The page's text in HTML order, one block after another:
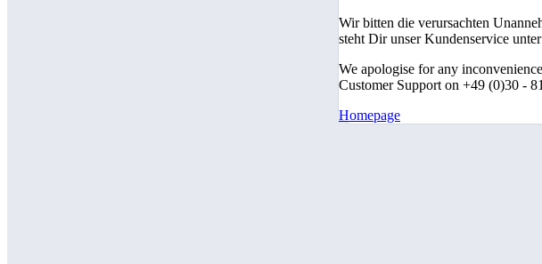
Wir bitten die verursachten
steht Dir unser Kundenservice
We apologise for any
Customer Support on +49 (0)30 -
Homepage